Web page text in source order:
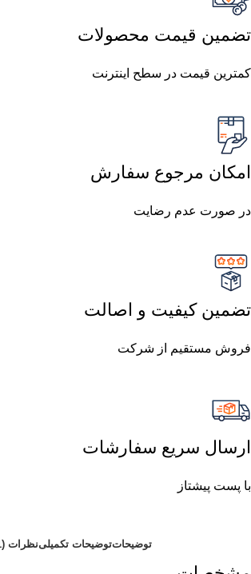
تضمین قیمت محصولات
کمترین قیمت در سطح اینترنت
امکان مرجوع سفارش
در صورت عدم رضایت
تضمین کیفیت و اصالت
فروش مستقیم از شرکت
ارسال سریع سفارشات
با پست پیشتاز
توضیحاتتوضیحات تکمیلینظرات (1)